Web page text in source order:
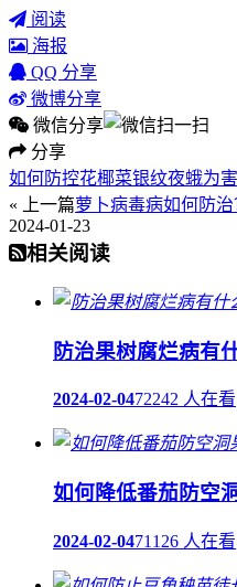
阅读
海报
QQ 分享
微博分享
微信分享
分享
如何防控花椰菜银纹夜蛾为害
« 上一篇萝卜病毒病如何防治
2024-01-23
相关阅读
防治果树腐烂病有
2024-02-0472242 人在看
如何降低番茄防空
2024-02-0471126 人在看